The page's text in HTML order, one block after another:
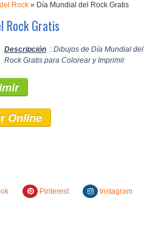
Rock » Día Mundial del Rock Gratis
Rock Gratis
Descripción : Dibujos de Día Mundial del
Rock Gratis para Colorear y Imprimir
Online
Pinterest
Instagram